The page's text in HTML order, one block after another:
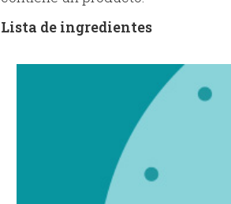
Lista de ingredientes